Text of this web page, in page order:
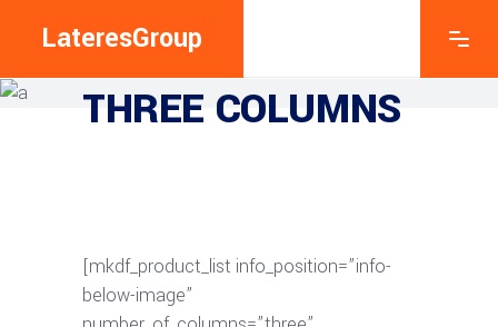
LateresGroup
THREE COLUMNS
[mkdf_product_list info_position=”info-
below-image”